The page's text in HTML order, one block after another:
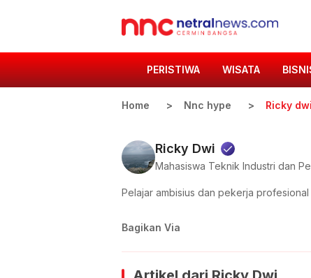
PERISTIWA WISATA
Home Nnc hype Ricky dwi
Ricky Dwi
Mahasiswa Teknik Industri dan
Pelajar ambisius dan pekerja profesional
Bagikan Via